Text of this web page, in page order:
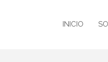
INICIO